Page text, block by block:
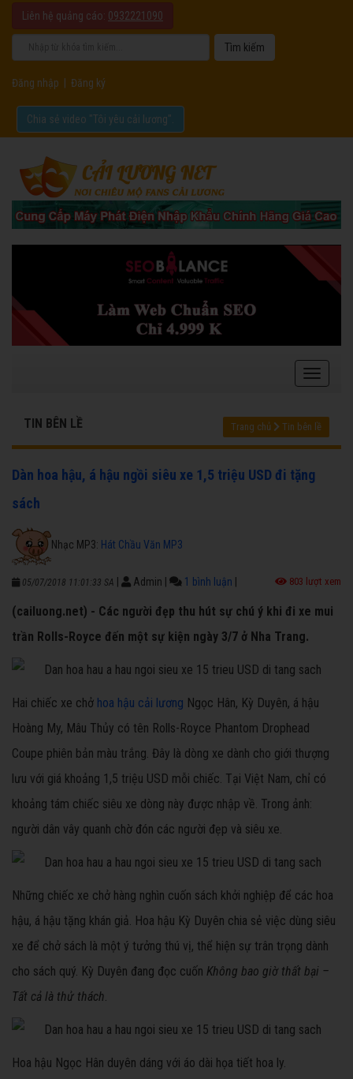
Liên hệ quảng cáo: 0932221090
Đăng nhập Đăng ký
Chia sẻ video "Tôi yêu cải lương".
TIN BÊN LỀ Trang chủ Tin bên lề
Dàn hoa hậu, á hậu ngồi siêu xe 1,5 triệu USD đi tặng
sách
Nhạc MP3: Hát Chầu Văn MP3
05/07/2018 11:01:33 SA Admin 1 bình luận 803 lượt xem
(cailuong.net) - Các người đẹp thu hút sự chú ý khi đi xe mui
trần Rolls-Royce đến một sự kiện ngày 3/7 ở Nha Trang.
Hai chiếc xe chở hoa hậu cải lương Ngọc Hân, Kỳ Duyên, á hậu
Hoàng My, Mâu Thủy có tên Rolls-Royce Phantom Drophead
Coupe phiên bản màu trắng. Đây là dòng xe dành cho giới thượng
lưu với giá khoảng 1,5 triệu USD mỗi chiếc. Tại Việt Nam, chỉ có
khoảng tám chiếc siêu xe dòng này được nhập về. Trong ảnh:
người dân vây quanh chờ đón các người đẹp và siêu xe.
Những chiếc xe chở hàng nghìn cuốn sách khởi nghiệp để các hoa
hậu, á hậu tặng khán giả. Hoa hậu Kỳ Duyên chia sẻ việc dùng siêu
xe để chở sách là một ý tưởng thú vị, thể hiện sự trân trọng dành
cho sách quý. Kỳ Duyên đang đọc cuốn Không bao giờ thất bại –
Tất cả là thử thách.
Hoa hậu Ngọc Hân duyên dáng với áo dài họa tiết hoa ly.